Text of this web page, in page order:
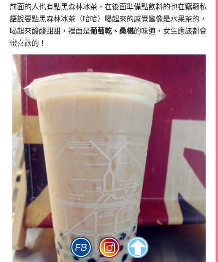
前面的人也有點黑森林冰茶，在後面準備點飲料的也在竊竊私
語說要點黑森林冰茶（哈哈）喝起來的感覺蠻像是水果茶的，
喝起來酸酸甜甜，裡面是葡萄乾、桑椹的味道，女生應該都會
蠻喜歡的！